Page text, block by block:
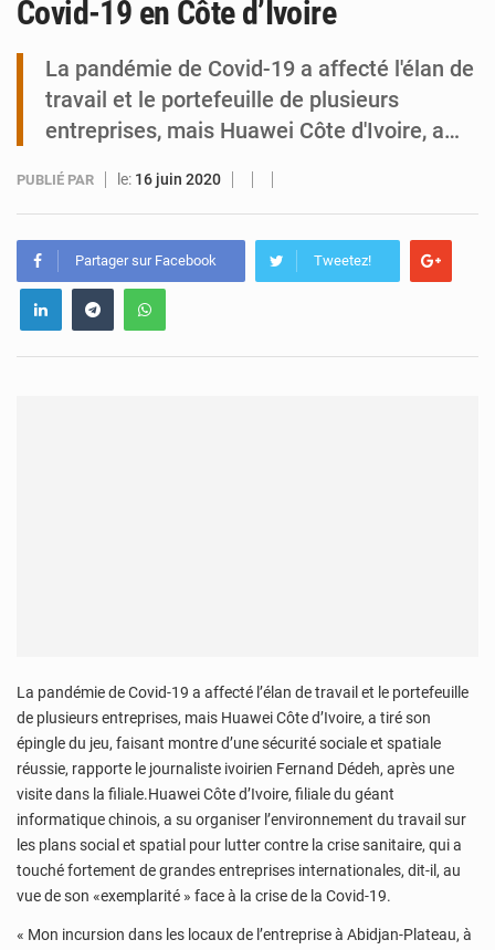
Covid-19 en Côte d’Ivoire
La pandémie de Covid-19 a affecté l'élan de
travail et le portefeuille de plusieurs
entreprises, mais Huawei Côte d'Ivoire, a…
PUBLIÉ PAR le: 16 juin 2020
Partager sur Facebook Tweetez!
La pandémie de Covid-19 a affecté l’élan de travail et le portefeuille
de plusieurs entreprises, mais Huawei Côte d’Ivoire, a tiré son
épingle du jeu, faisant montre d’une sécurité sociale et spatiale
réussie, rapporte le journaliste ivoirien Fernand Dédeh, après une
visite dans la filiale.Huawei Côte d’Ivoire, filiale du géant
informatique chinois, a su organiser l’environnement du travail sur
les plans social et spatial pour lutter contre la crise sanitaire, qui a
touché fortement de grandes entreprises internationales, dit-il, au
vue de son «exemplarité » face à la crise de la Covid-19.
« Mon incursion dans les locaux de l’entreprise à Abidjan-Plateau, à